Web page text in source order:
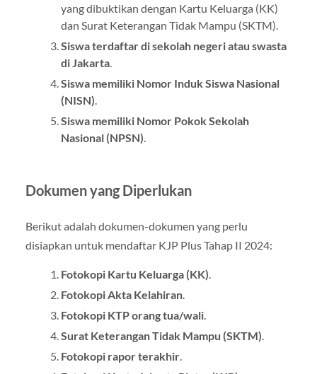
yang dibuktikan dengan Kartu Keluarga (KK)
dan Surat Keterangan Tidak Mampu (SKTM).
Siswa terdaftar di sekolah negeri atau swasta
di Jakarta.
Siswa memiliki Nomor Induk Siswa Nasional
(NISN)
Siswa memiliki Nomor Pokok Sekolah
Nasional (NPSN)
Dokumen yang Diperlukan
Berikut adalah dokumen-dokumen yang perlu
disiapkan untuk mendaftar KJP Plus Tahap II 2024:
Fotokopi Kartu Keluarga (KK)
Fotokopi Akta Kelahiran.
Fotokopi KTP orang tua/wali.
Surat Keterangan Tidak Mampu (SKTM)
Fotokopi rapor terakhir.